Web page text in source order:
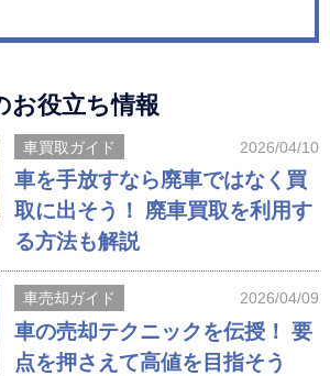
お役立ち情報
車買取ガイド 2026/04/10
車を手放すなら廃車ではなく買
取に出そう！ 廃車買取を利用す
る方法も解説
車売却ガイド 2026/04/09
車の売却テクニックを伝授！ 要
点を押さえて高値を目指そう